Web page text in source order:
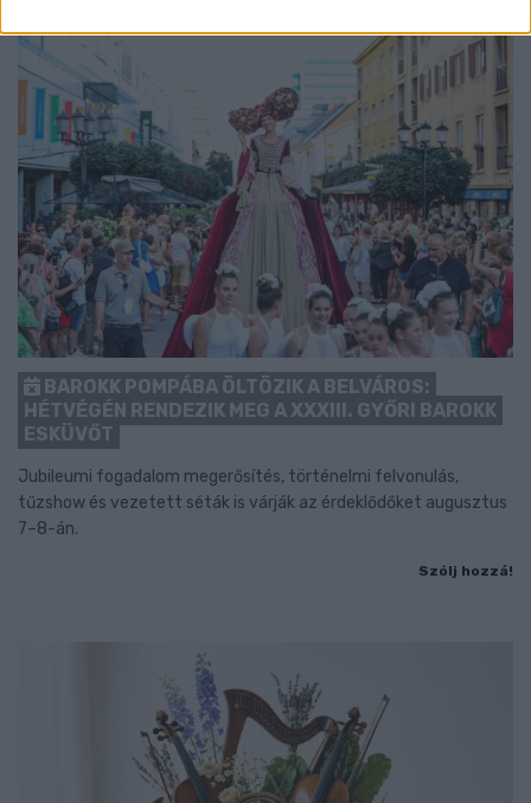
BAROKK POMPÁBA ÖLTÖZIK A BELVÁROS:
HÉTVÉGÉN RENDEZIK MEG A XXXIII. GYŐRI BAROKK
ESKÜVŐT
Jubileumi fogadalom megerősítés, történelmi felvonulás,
tűzshow és vezetett séták is várják az érdeklődőket augusztus
7–8-án.
Szólj hozzá!